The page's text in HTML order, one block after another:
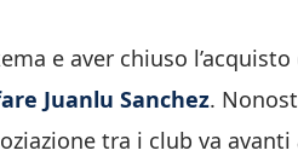
e aver chiuso l’acquisto
Juanlu Sanchez.
tra i club va